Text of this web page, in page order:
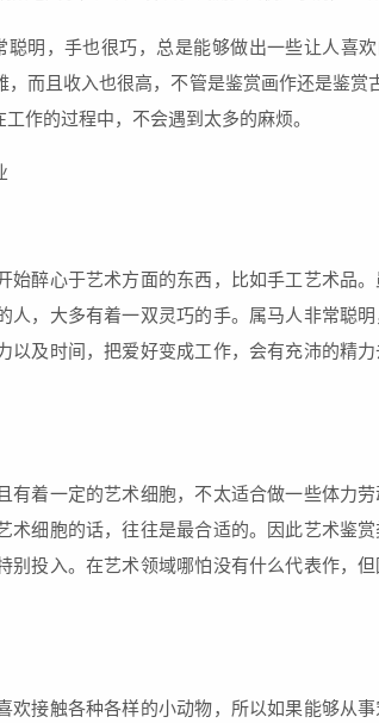
，手也很巧，总是能够做出一些让人喜
而且收入也很高，不管是鉴赏画作还是鉴
作的过程中，不会遇到太多的麻烦。
醉心于艺术方面的东西，比如手工艺术品
，大多有着一双灵巧的手。属马人非常聪
及时间，把爱好变成工作，会有充沛的精
着一定的艺术细胞，不太适合做一些体力
细胞的话，往往是最合适的。因此艺术鉴
投入。在艺术领域哪怕没有什么代表作，
触各种各样的小动物，所以如果能够从事